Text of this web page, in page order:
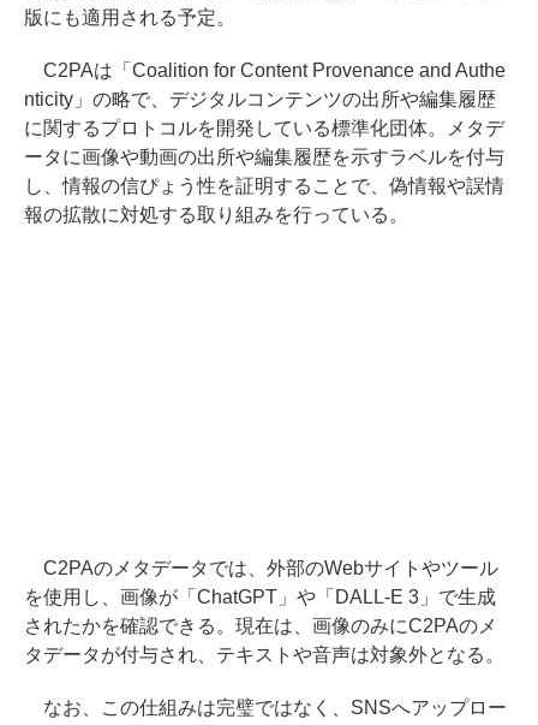
版にも適用される予定。
C2PAは「Coalition for Content Provenance and Authe
nticity」の略で、デジタルコンテンツの出所や編集履歴
に関するプロトコルを開発している標準化団体。メタデ
ータに画像や動画の出所や編集履歴を示すラベルを付与
し、情報の信ぴょう性を証明することで、偽情報や誤情
報の拡散に対処する取り組みを行っている。
C2PAのメタデータでは、外部のWebサイトやツール
を使用し、画像が「ChatGPT」や「DALL-E 3」で生成
されたかを確認できる。現在は、画像のみにC2PAのメ
タデータが付与され、テキストや音声は対象外となる。
なお、この仕組みは完璧ではなく、SNSへアップロー